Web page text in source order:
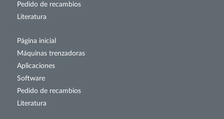
Pedido de recambios
Literatura
Página inicial
Máquinas trenzadoras
Aplicaciones
Software
Pedido de recambios
Literatura